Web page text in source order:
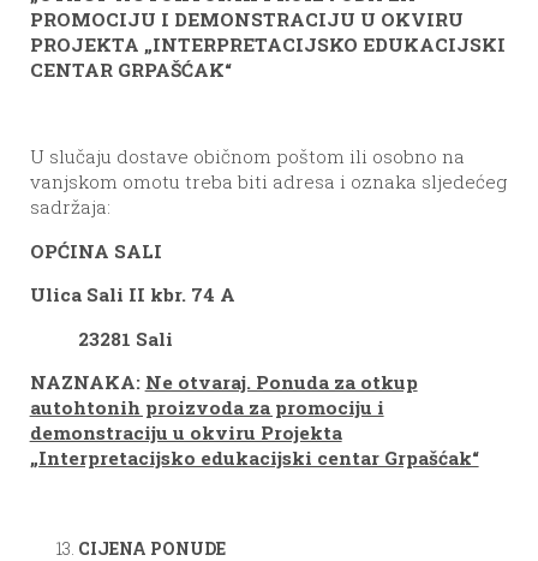
PROMOCIJU I DEMONSTRACIJU U OKVIRU
PROJEKTA „INTERPRETACIJSKO EDUKACIJSKI
CENTAR GRPAŠĆAK“
U slučaju dostave običnom poštom ili osobno na
vanjskom omotu treba biti adresa i oznaka sljedećeg
sadržaja:
OPĆINA SALI
Ulica Sali II kbr. 74 A
23281 Sali
NAZNAKA: Ne otvaraj. Ponuda za otkup
autohtonih proizvoda za promociju i
demonstraciju u okviru Projekta
„Interpretacijsko edukacijski centar Grpašćak“
CIJENA PONUDE